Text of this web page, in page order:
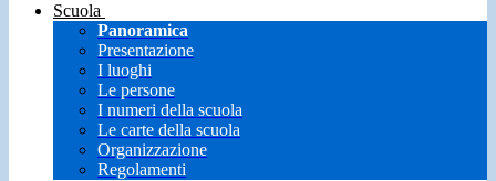
Scuola
Panoramica
Presentazione
I luoghi
Le persone
I numeri della scuola
Le carte della scuola
Organizzazione
Regolamenti